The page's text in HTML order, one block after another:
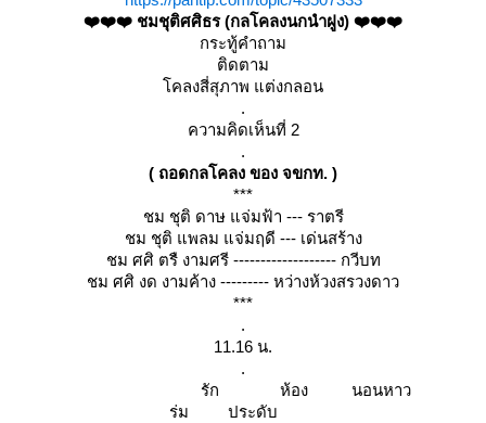
❤️❤️❤️ ชมชุติศศิธร (กลโคลงนกนำฝูง) ❤️❤️❤️
กระทู้คำถาม
ติดตาม
คลงสี่สุภาพ แต่งกลอน
.
ความคิดเห็นที่ 2
.
( ถอดกลโคลง ของ จขกท. )
***
ชม ชุติ ดาษ แจ่มฟ้า --- ราตรี
ชม ชุติ แพลม แจ่มฤดี --- เด่นสร้าง
ชม ศศิ ตรื งามศรี ------------------- กวีบท
ชม ศศิ งด งามค้าง --------- หว่างห้วงสรวงดาว
***
.
11.16 น.
.
รัก ห้อง นอนหาว
ร่ม ประดับ